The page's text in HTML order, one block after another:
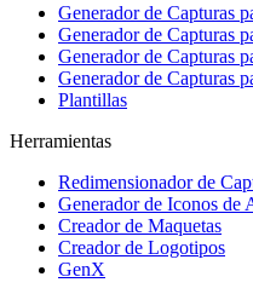
Generador de Capturas
Generador de Capturas
Generador de Capturas
Generador de Capturas
Plantillas
Herramientas
Redimensionador de
Generador de Iconos de
Creador de Maquetas
Creador de Logotipos
GenX